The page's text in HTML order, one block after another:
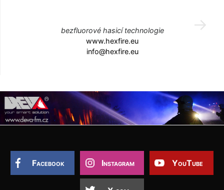
bezfluorové hasicí technologie
www.hexfire.eu
info@hexfire.eu
Facebook Instagram YouTube